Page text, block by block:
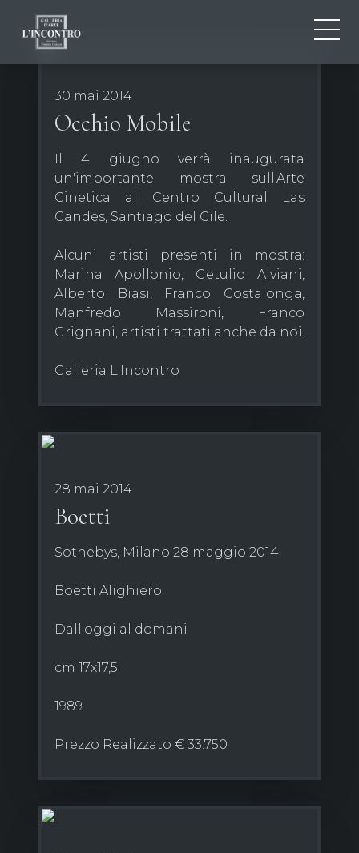
QUI SOMMES-NOU
NEWS ED EVENTS
EXPOSITIONS
CONTACTS
30 mai 2014
Occhio Mobile
Il 4 giugno verrà inaugurata
un'importante mostra sull'Arte
Cinetica al Centro Cultural Las
Candes, Santiago del Cile.
Alcuni artisti presenti in mostra:
Marina Apollonio, Getulio Alviani,
Alberto Biasi, Franco Costalonga,
Manfredo Massironi, Franco
Grignani, artisti trattati anche da noi.
Galleria L'Incontro
28 mai 2014
Boetti
Sothebys, Milano 28 maggio 2014
Boetti Alighiero
Dall'oggi al domani
cm 17x17,5
1989
Prezzo Realizzato € 33.750